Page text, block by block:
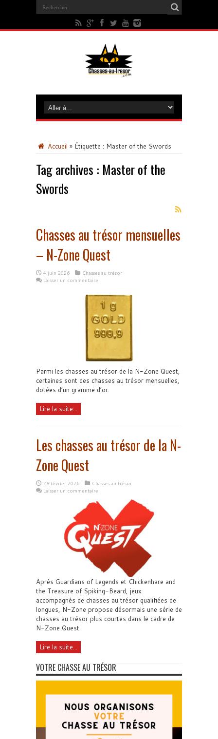
Accueil » Étiquette : Master of the Swords
Tag archives : Master of the
Swords
Chasses au trésor mensuelles
– N-Zone Quest
4 juin 2026
Chasses au trésor
Laisser un commentaire
Parmi les chasses au trésor de la N-Zone Quest,
certaines sont des chasses au trésor mensuelles,
dotées d’un gramme d’or.
Lire la suite...
Les chasses au trésor de la N-
Zone Quest
28 février 2026
Chasses au trésor
Laisser un commentaire
Après Guardians of Legends et Chickenhare and
the Treasure of Spiking-Beard, jeux
accompagnés de chasses au trésor qualifiées de
longues, N-Zone propose désormais une série de
chasses au trésor plus courtes dans le cadre de
N-Zone Quest.
Lire la suite...
VOTRE CHASSE AU TRÉSOR